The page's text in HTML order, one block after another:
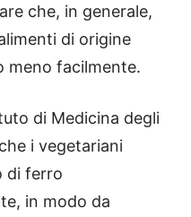
che, in generale,
di origine
meno facilmente.
di Medicina degli
i vegetariani
di ferro
in modo da